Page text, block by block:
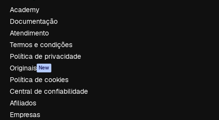
Academy
Documentação
Atendimento
Termos e condições
Política de privacidade
Originais New
Política de cookies
Central de confiabilidade
Afiliados
Empresas